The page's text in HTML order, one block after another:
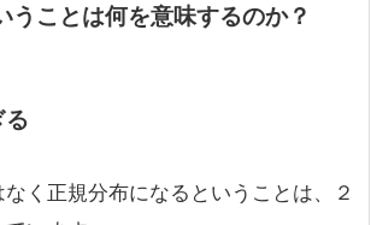
うことは何を意味するのか？
る
く正規分布になるということは、２